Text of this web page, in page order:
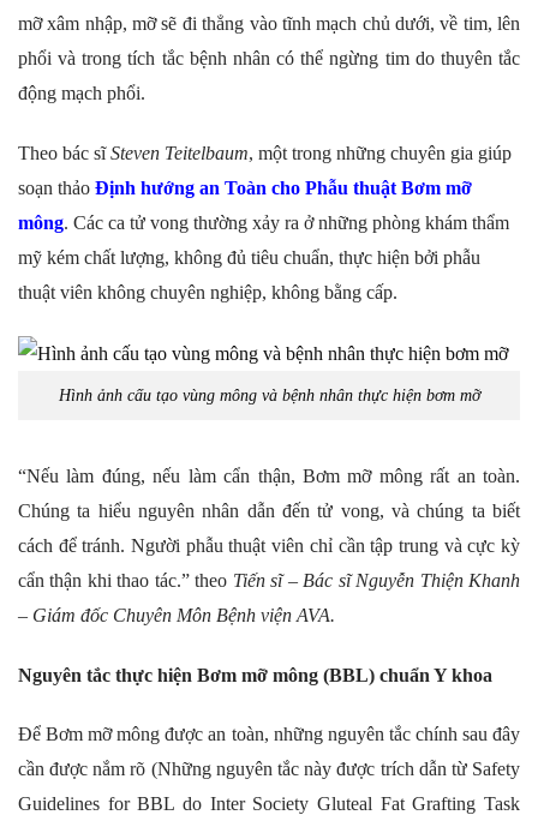
mỡ xâm nhập, mỡ sẽ đi thẳng vào tĩnh mạch chủ dưới, về tim, lên
phổi và trong tích tắc bệnh nhân có thể ngừng tim do thuyên tắc
động mạch phổi.
Theo bác sĩSteven Teitelbaum, một trong những chuyên gia giúp
soạn thảo Định hướng an Toàn cho Phẫu thuật Bơm mỡ
mông. Các ca tử vong thường xảy ra ở những phòng khám thẩm
mỹ kém chất lượng, không đủ tiêu chuẩn, thực hiện bởi phẫu
thuật viên không chuyên nghiệp, không bằng cấp.
Hình ảnh cấu tạo vùng mông và bệnh nhân thực hiện bơm mỡ
“Nếu làm đúng, nếu làm cẩn thận, Bơm mỡ mông rất an toàn.
Chúng ta hiểu nguyên nhân dẫn đến tử vong, và chúng ta biết
cách để tránh. Người phẫu thuật viên chỉ cần tập trung và cực kỳ
cẩn thận khi thao tác.” theo Tiến sĩ – Bác sĩ Nguyễn Thiện Khanh
– Giám đốc Chuyên Môn Bệnh viện AVA.
Nguyên tắc thực hiện Bơm mỡ mông (BBL) chuẩn Y khoa
Để Bơm mỡ mông được an toàn, những nguyên tắc chính sau đây
cần được nắm rõ (Những nguyên tắc này được trích dẫn từ Safety
Guidelines for BBL do Inter Society Gluteal Fat Grafting Task